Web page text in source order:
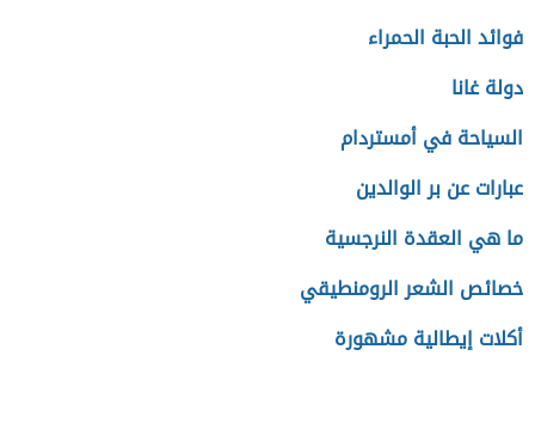
فوائد الحبة الحمراء
دولة غانا
السياحة في أمستردام
عبارات عن بر الوالدين
ما هي العقدة النرجسية
خصائص الشعر الرومنطيقي
أكلات إيطالية مشهورة